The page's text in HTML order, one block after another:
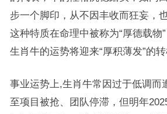
步一个脚印，从不因丰收而狂妄，
这种特质在命理中被称为“厚德载物
生肖牛的运势将迎来“厚积薄发”的转
事业运势上,生肖牛常因过于低调而
至项目被抢、团队停滞，但明年